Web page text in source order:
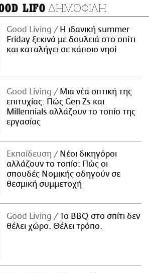
LIFO ΔΗΜΟΦΙΛΗ
Good Living
Η ιδανική summer
Friday ξεκινά με δουλειά στο σπίτι
και καταλήγει σε κάποιο νησί
Good Living
Μια νέα οπτική της
επιτυχίας: Πώς Gen Zs και
Millennials αλλάζουν το τοπίο της
εργασίας
Εκπαίδευση
Νέοι δικηγόροι
αλλάζουν το τοπίο: Πώς οι
σπουδές Νομικής οδηγούν σε
θεσμική συμμετοχή
Good Living
Το BBQ στο σπίτι δεν
θέλει χώρο. Θέλει τρόπο.